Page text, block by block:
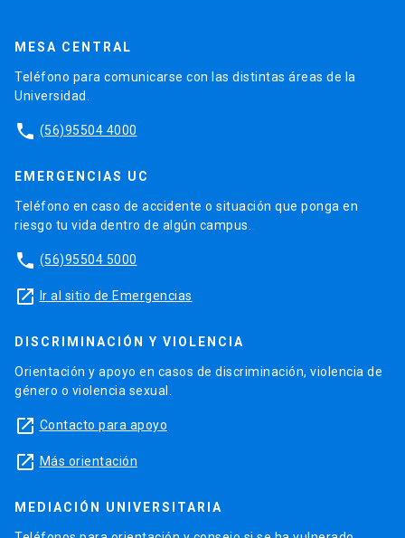
MESA CENTRAL
Teléfono para comunicarse con las distintas áreas de la
Universidad.
phone (56)95504 4000
EMERGENCIAS UC
Teléfono en caso de accidente o situación que ponga en
riesgo tu vida dentro de algún campus.
phone (56)95504 5000
launch Ir al sitio de Emergencias
DISCRIMINACIÓN Y VIOLENCIA
Orientación y apoyo en casos de discriminación, violencia de
género o violencia sexual.
launch Contacto para apoyo
launch Más orientación
MEDIACIÓN UNIVERSITARIA